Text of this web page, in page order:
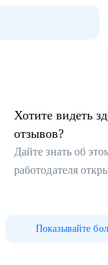
Хотите видеть
отзывов?
Дайте знать об
работодателя
Показывайте